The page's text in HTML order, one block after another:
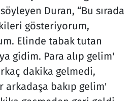
Duran, “Bu sırada
gösteriyorum,
Elinde tabak tutan
gidim. Para alıp gelim'
dakika gelmedi,
arkadaşa bakıp gelim'